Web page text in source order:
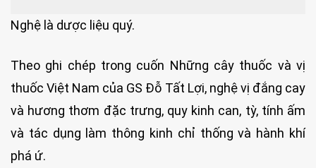
Nghệ là dược liệu quý.
Theo ghi chép trong cuốn Những cây thuốc và vị
thuốc Việt Nam của GS Đỗ Tất Lợi, nghệ vị đắng cay
và hương thơm đặc trưng, quy kinh can, tỳ, tính ấm
và tác dụng làm thông kinh chỉ thống và hành khí
phá ứ.